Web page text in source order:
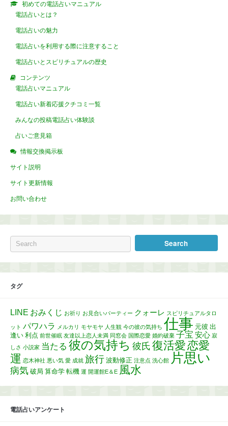
初めての電話占いマニュアル
電話占いとは？
電話占いの魅力
電話占いを利用する際に注意すること
電話占いとスピリチュアルの歴史
コンテンツ
電話占いマニュアル
電話占い新着応援クチコミ一覧
みんなの投稿電話占い体験談
占いご意見箱
情報交換掲示板
サイト説明
サイト更新情報
お問い合わせ
タグ
LINE おみくじ お祈り お見合いパーティー クォーレ スピリチュアルタロ
ット パワハラ メルカリ モヤモヤ 人生観 今の彼の気持ち 仕事 元彼 出
逢い 利点 前世催眠 友達以上恋人未満 同窓会 国際恋愛 婚約破棄 子宝 安心 寂
しさ 小説家 当たる 彼の気持ち 彼氏 復活愛恋愛
運 恋木神社 悪い気 愛 成就 旅行 波動修正 注意点 洗心館 片思い
病気 破局 算命学 転機 運 開運館E＆E 風水
電話占いアンケート